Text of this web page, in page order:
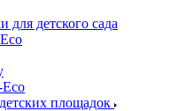
для детского сада
площадок